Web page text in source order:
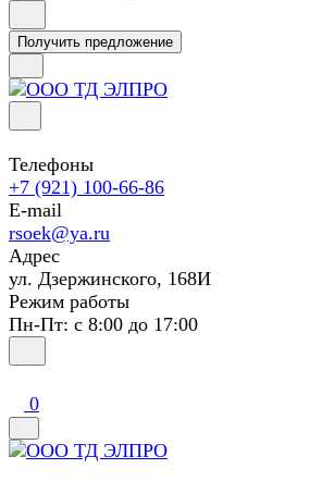
Получить предложение
Телефоны
+7 (921) 100-66-86
E-mail
rsoek@ya.ru
Адрес
ул. Дзержинского, 168И
Режим работы
Пн-Пт: с 8:00 до 17:00
0